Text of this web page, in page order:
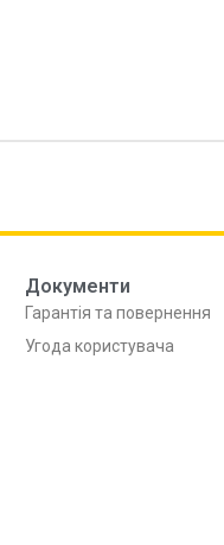
Документи
Гарантія та повернення
Угода користувача